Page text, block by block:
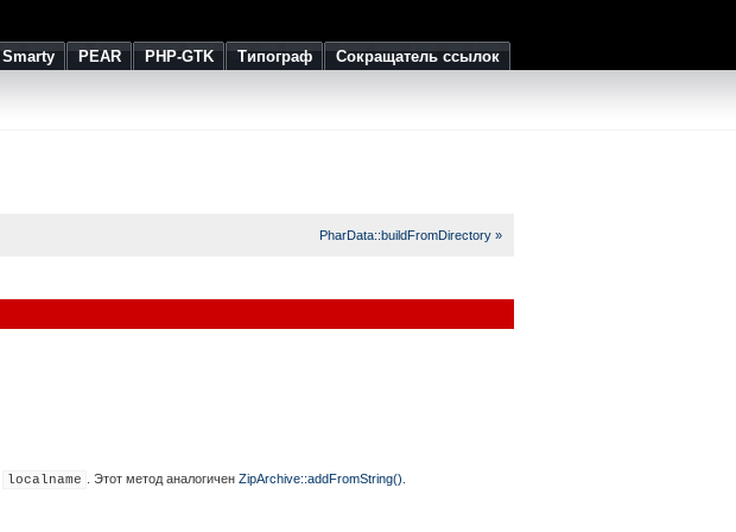
Smarty PEAR PHP-GTK Типограф Сокращатель ссылок
PharData::buildFromDirectory »
localname . Этот метод аналогичен ZipArchive::addFromString()